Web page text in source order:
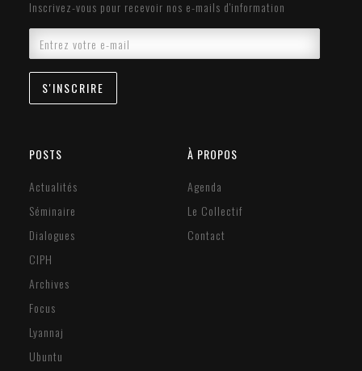
POSTS
Actualités
Séminaire
Dialogues
CIPH
Archives
Focus
Lyannaj
Ubuntu
À PROPOS
Agenda
Le Collectif
Contact
Inscrivez-vous pour recevoir nos e-mails d'information